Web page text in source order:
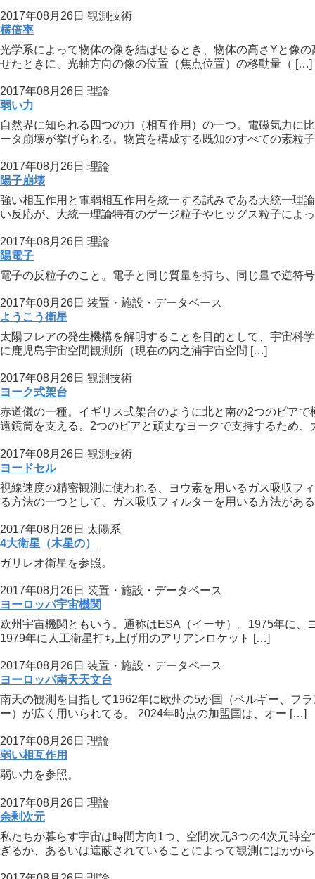
2017年08月26日 観測技術
横倍率
光学系によって物体の像を結ばせるとき、物体の高さYと像
せたときに、光軸方向の像の位置（焦点位置）の移動量（ […]
2017年08月26日 理論
弱い力
自然界に知られる四つの力（相互作用）の一つ。電磁気力に
ータ崩壊が挙げられる。物質を構成する既知のすべての素粒
2017年08月26日 理論
陽子崩壊
強い相互作用と電弱相互作用を統一する試みである大統一理
い反応が、大統一理論特有のゲージ粒子やヒッグス粒子によ
2017年08月26日 理論
陽電子
電子の反粒子のこと。電子と同じ質量を持ち、同じ量で逆符
2017年08月26日 装置・施設・データベース
ようこう衛星
太陽フレアの発生機構を解明することを目的として、宇宙科
に鹿児島宇宙空間観測所（現在の内之浦宇宙空間 […]
2017年08月26日 観測技術
ヨーク式架台
赤道儀の一種。イギリス式架台のように北と南の2つのピア
遠鏡筒を支える。2つのピアと頑丈なヨークで支持するため
2017年08月26日 観測技術
ヨードセル
視線速度の精密観測に使われる、ヨウ素を用いるガス吸収フ
る方法の一つとして、ガス吸収フィルターを用いる方法があ
2017年08月26日 太陽系
4大衛星（木星の）
ガリレオ衛星を参照。
2017年08月26日 装置・施設・データベース
ヨーロッパ宇宙機関
欧州宇宙機関ともいう。通称はESA（イーサ）。1975年に
1979年に人工衛星打ち上げ用のアリアンロケット […]
2017年08月26日 装置・施設・データベース
ヨーロッパ南天天文台
南天の観測を目指して1962年に欧州の5か国（ベルギー、フ
ー）が広く用いられてる。 2024年時点の加盟国は、オー […]
2017年08月26日 理論
弱い相互作用
弱い力を参照。
2017年08月26日 理論
余剰次元
私たちが暮らす宇宙は時間方向1つ、空間次元3つの4次元時
ぎるか、あるいは遮蔽されていることによって観測にはかか